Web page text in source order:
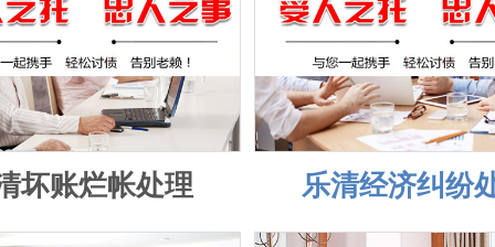
坏账烂帐处理 乐清经济纠纷